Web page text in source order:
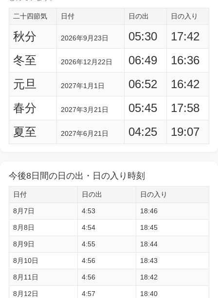
二十四節気 日付 日の出 日の入り
秋分 2026年9月23日 05:30
17:42
冬至
2026年12月22日 06:49
16:36
元旦
2027年1月1日 06:52
16:42
春分
2027年3月21日 05:45
17:58
夏至
2027年6月21日 04:25 19:07
今後8日間の日の出・日の入り時刻
日付 日の出 日の入り
8月7日 4:53 18:46
8月8日 4:54 18:45
8月9日 4:55 18:44
8月10日 4:56 18:43
8月11日 4:56 18:42
8月12日 4:57 18:40